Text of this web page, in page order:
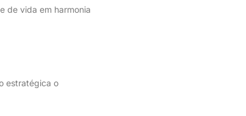
de vida em harmonia
estratégica o